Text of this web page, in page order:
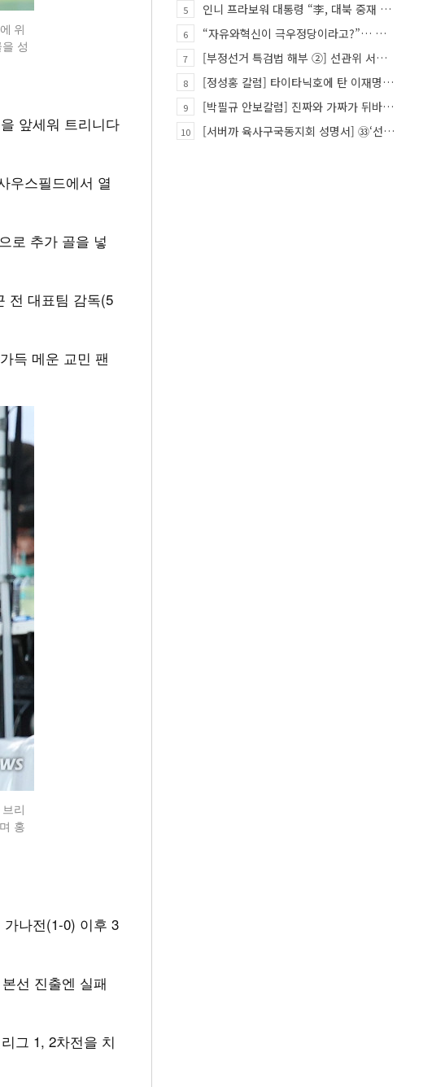
위
성
앞세워 트리니다
우스필드에서 열
로 추가 골을 넣
전 대표팀 감독(5
득 메운 교민 팬
리
홍
나전(1-0) 이후 3
선 진출엔 실패
그 1, 2차전을 치
5 인니 프라보워 대통령 “李, 대북 중재 요청했다”
6 “자유와혁신이 극우정당이라고?”… 민경욱, 중앙일보 직격
7 [부정선거 특검법 해부 ②] 선관위 서버·우정본부 기록까지…‘증거를 끌어오는 칼’
8 [정성홍 칼럼] 타이타닉호에 탄 이재명 정권
9 [박필규 안보칼럼] 진짜와 가짜가 뒤바뀐 혼돈의 시대, 안보 파탄은 막아야
10 [서버까 육사구국동지회 성명서] ㉝‘선관위 특검’은 ‘부정선거 특검’으로 명명하고 박주현 변호사를 ‘특검…